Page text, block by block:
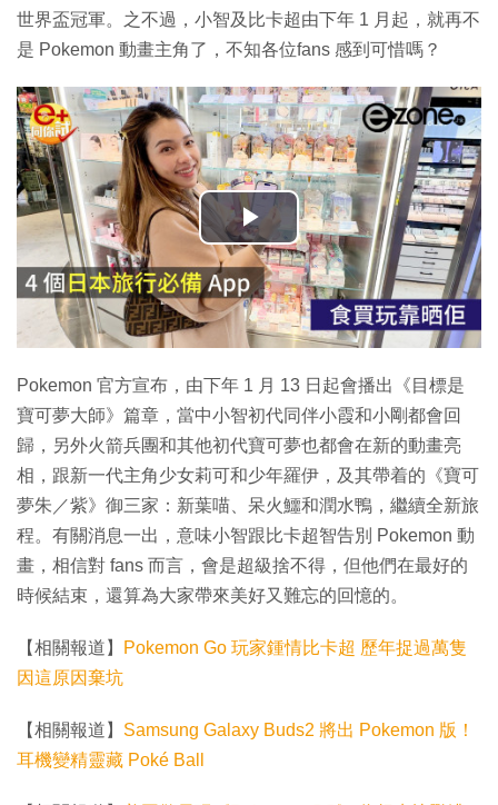
世界盃冠軍。之不過，小智及比卡超由下年 1 月起，就再不
是 Pokemon 動畫主角了，不知各位fans 感到可惜嗎？
播
放
影
片
Pokemon 官方宣布，由下年 1 月 13 日起會播出《目標是
寶可夢大師》篇章，當中小智初代同伴小霞和小剛都會回
歸，另外火箭兵團和其他初代寶可夢也都會在新的動畫亮
相，跟新一代主角少女莉可和少年羅伊，及其帶着的《寶可
夢朱／紫》御三家：新葉喵、呆火鱷和潤水鴨，繼續全新旅
程。有關消息一出，意味小智跟比卡超智告別 Pokemon 動
畫，相信對 fans 而言，會是超級捨不得，但他們在最好的
時候結束，還算為大家帶來美好又難忘的回憶的。
【相關報道】
Pokemon Go 玩家鍾情比卡超 歷年捉過萬隻
因這原因棄坑
【相關報道】 Samsung Galaxy Buds2 將出 Pokemon 版！
耳機變精靈藏 Poké Ball